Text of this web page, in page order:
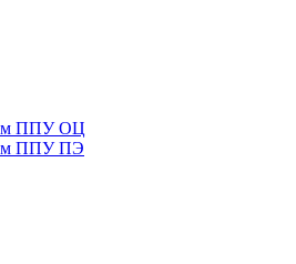
ППУ ОЦ
ППУ ПЭ